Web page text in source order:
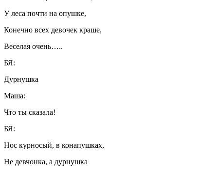
У леса почти на опушке,
Конечно всех девочек краше,
Веселая очень…..
БЯ:
Дурнушка
Маша:
Что ты сказала!
БЯ:
Нос курносый, в конапушках,
Не девчонка, а дурнушка